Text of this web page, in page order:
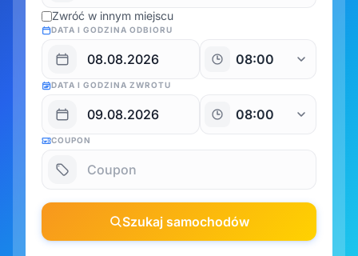
Zwróć w innym miejscu
DATA I GODZINA ODBIORU
DATA I GODZINA ZWROTU
COUPON
Szukaj samochodów